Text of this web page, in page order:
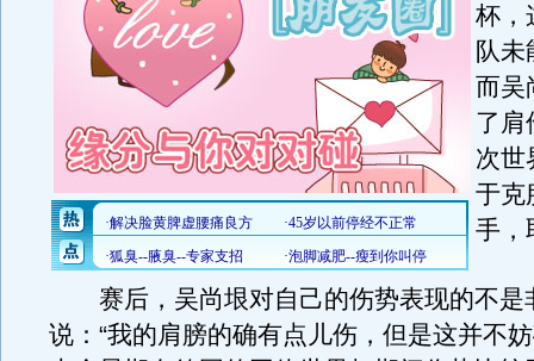
杯，
队
而吴
了肩
次世
于克
手，
赛后，吴尚垠对自己的伤势表现的不是
说：“我的肩膀的确有点儿伤，但是这并不